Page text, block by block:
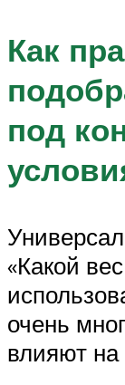
Как
под
«Какой
очень
влияют